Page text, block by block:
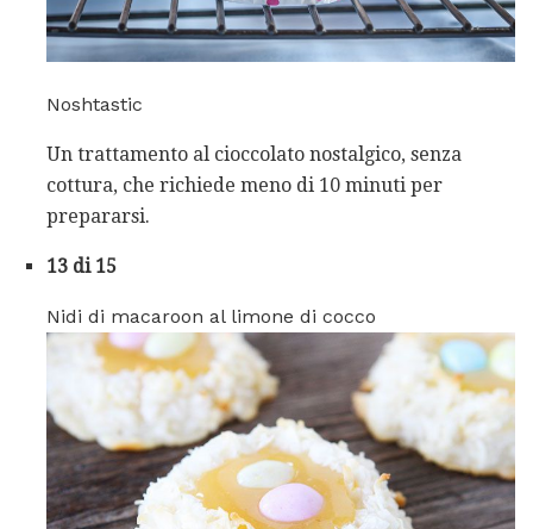
Noshtastic
Un trattamento al cioccolato nostalgico, senza
cottura, che richiede meno di 10 minuti per
prepararsi.
13 di 15
Nidi di macaroon al limone di cocco